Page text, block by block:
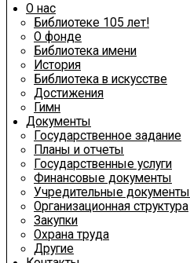
О нас
Библиотеке 105 лет!
О фонде
Библиотека имени
История
Библиотека в искусстве
Достижения
Гимн
Документы
Государственное задание
Планы и отчеты
Государственные услуги
Финансовые документы
Учредительные документы
Организационная структура
Закупки
Охрана труда
Другие